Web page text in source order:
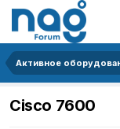
Cisco 7600